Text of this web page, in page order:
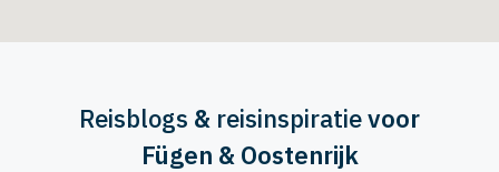
Reisblogs & reisinspiratievoor
Fügen & Oostenrijk